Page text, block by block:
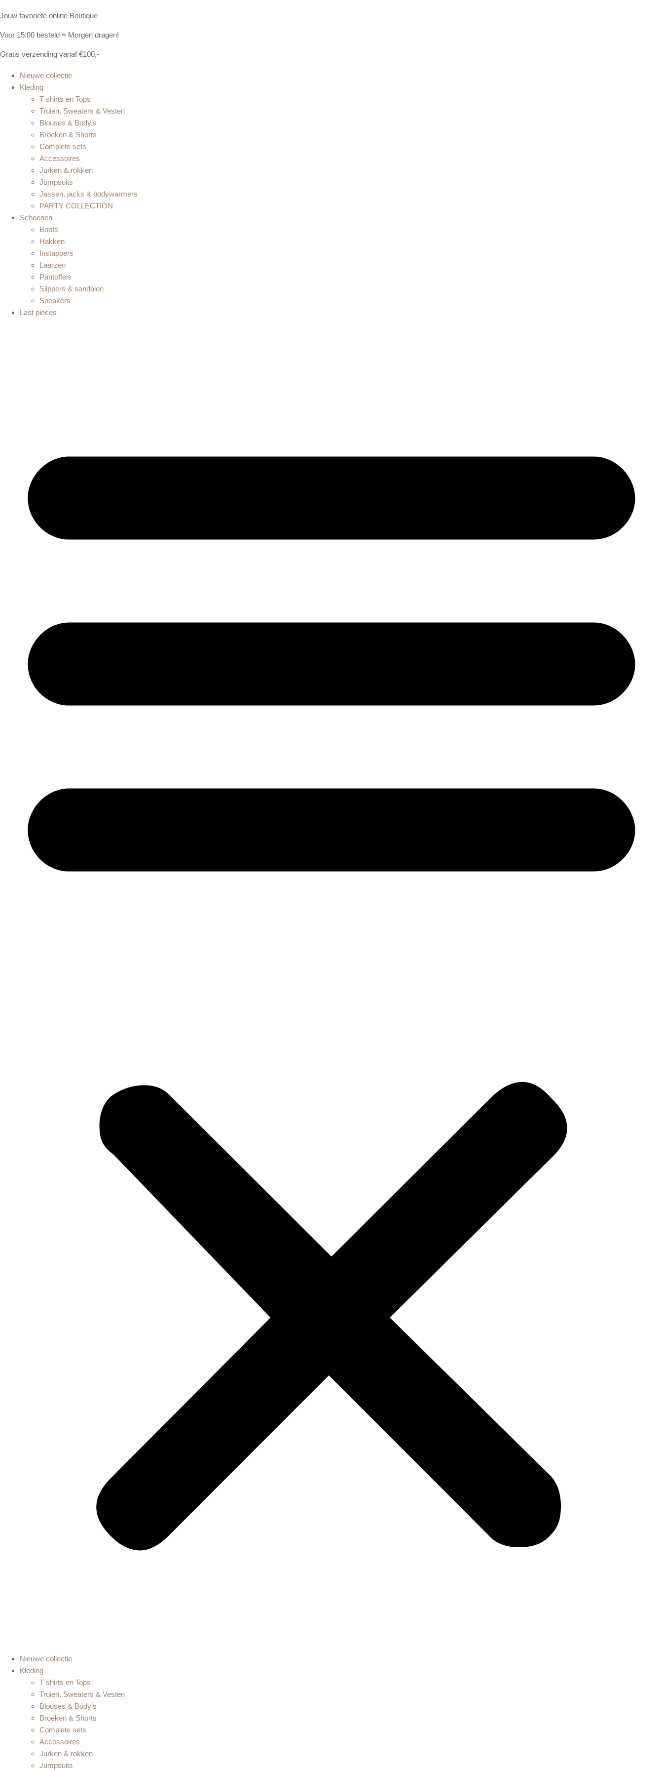
Jouw favoriete online Boutique
Voor 15:00 besteld = Morgen dragen!
Gratis verzending vanaf €100,-
Nieuwe collectie
Kleding
T shirts en Tops
Truien, Sweaters & Vesten
Blouses & Body’s
Broeken & Shorts
Complete sets
Accessoires
Jurken & rokken
Jumpsuits
Jassen, jacks & bodywarmers
PARTY COLLECTION
Schoenen
Boots
Hakken
Instappers
Laarzen
Pantoffels
Slippers & sandalen
Sneakers
Last pieces
Nieuwe collectie
Kleding
T shirts en Tops
Truien, Sweaters & Vesten
Blouses & Body’s
Broeken & Shorts
Complete sets
Accessoires
Jurken & rokken
Jumpsuits